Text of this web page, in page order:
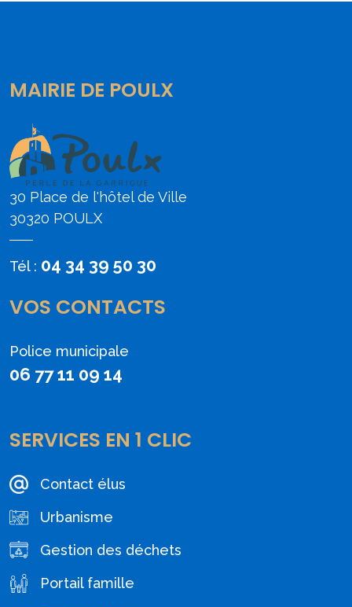
MAIRIE DE POULX
30 Place de l'hôtel de Ville
30320 POULX
Tél : 04 34 39 50 30
VOS CONTACTS
Police municipale
06 77 11 09 14
SERVICES EN 1 CLIC
Contact élus
Urbanisme
Gestion des déchets
Portail famille